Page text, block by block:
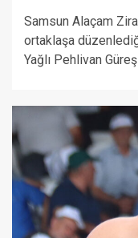
Samsun Alaçam
ortaklaşa
Yağlı Pehlivan